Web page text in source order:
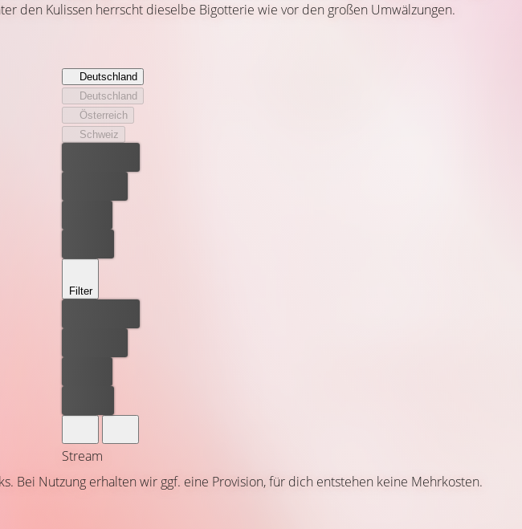
den Kulissen herrscht dieselbe Bigotterie wie vor den großen Umwälzungen.
Deutschland
Deutschland
Österreich
Schweiz
Filter
Stream
Bei Nutzung erhalten wir ggf. eine Provision, für dich entstehen keine Mehrkosten.